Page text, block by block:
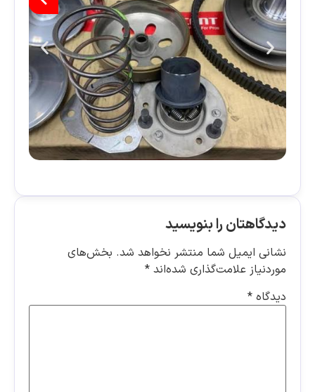
دیدگاهتان را بنویسید
نشانی ایمیل شما منتشر نخواهد شد. بخش‌های
موردنیاز علامت‌گذاری شده‌اند *
دیدگاه *